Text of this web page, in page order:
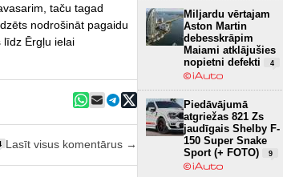
taču tagad
nodrošināt pagaidu
līdz Ērgļu ielai
Lasīt visus komentārus →
Miljardu vērtajam
Aston Martin
debesskrāpim
Maiami atklājušies
nopietni defekti
4
Piedāvājumā
atgriežas 821 Zs
jaudīgais Shelby F-
150 Super Snake
Sport (+ FOTO)
9